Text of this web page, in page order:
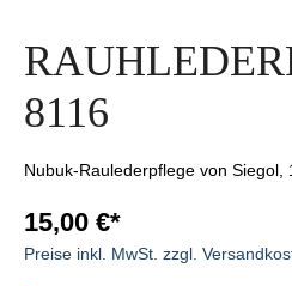
8116
Nubuk-Raulederpflege von Siegol,
15,00 €*
Preise inkl. MwSt. zzgl.